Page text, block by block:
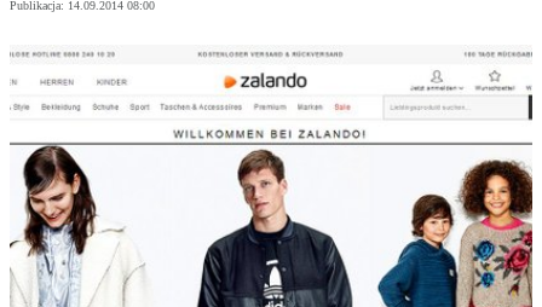
Publikacja: 14.09.2014 08:00